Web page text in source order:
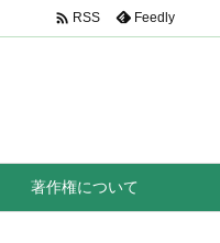
著作権について
 RSS Feedly